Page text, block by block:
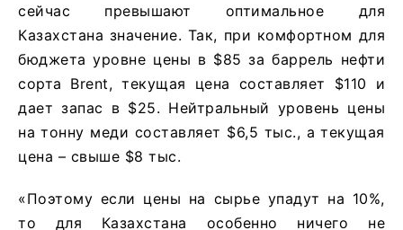
сейчас превышают оптимальное для
Казахстана значение. Так, при комфортном для
бюджета уровне цены в $85 за баррель нефти
сорта Brent, текущая цена составляет $110 и
дает запас в $25. Нейтральный уровень цены
на тонну меди составляет $6,5 тыс., а текущая
цена – свыше $8 тыс.
«Поэтому если цены на сырье упадут на 10%,
то для Казахстана особенно ничего не